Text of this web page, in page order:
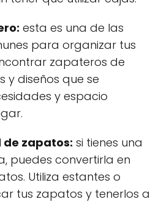
esta es una de las
para organizar tus
zapateros de
y diseños que se
y espacio
de zapatos: si tienes una
puedes convertirla en
Utiliza estantes o
tus zapatos y tenerlos a